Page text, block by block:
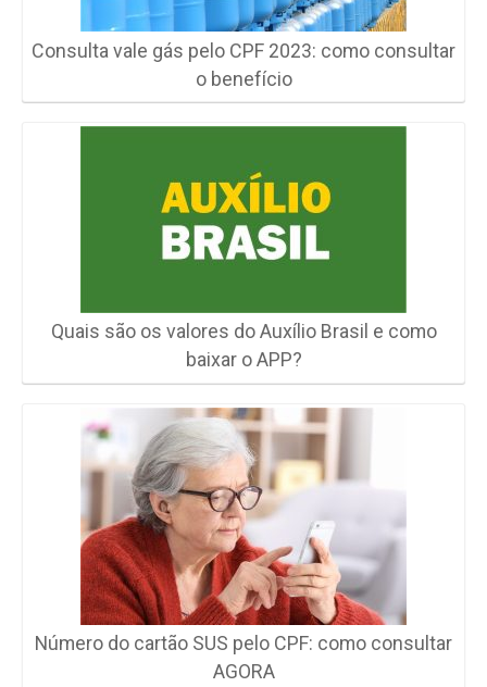
Consulta vale gás pelo CPF 2023: como consultar
o benefício
Quais são os valores do Auxílio Brasil e como
baixar o APP?
Número do cartão SUS pelo CPF: como consultar
AGORA